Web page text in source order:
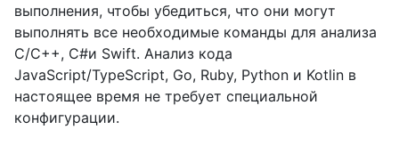
выполнения, чтобы убедиться, что они могут
выполнять все необходимые команды для анализа
C/C++, C#и Swift. Анализ кода
JavaScript/TypeScript, Go, Ruby, Python и Kotlin в
настоящее время не требует специальной
конфигурации.